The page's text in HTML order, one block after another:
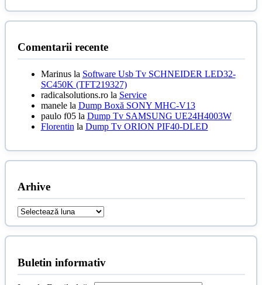
Comentarii recente
Marinusla Software Usb Tv SCHNEIDER LED32-
SC450K (TFT219327)
radicalsolutions.rola Service
manelela Dump Boxă SONY MHC-V13
paulo f05la Dump Tv SAMSUNG UE24H4003W
Florentin la Dump Tv ORION PIF40-DLED
Arhive
Arhive
Buletin informativ